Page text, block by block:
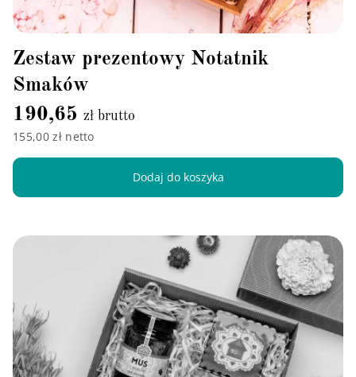
Zestaw prezentowy Notatnik
Smaków
190,65 zł brutto
155,00 zł netto
Dodaj do koszyka